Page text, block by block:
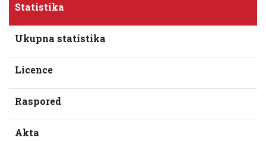
Statistika
Ukupna statistika
Licence
Raspored
Akta